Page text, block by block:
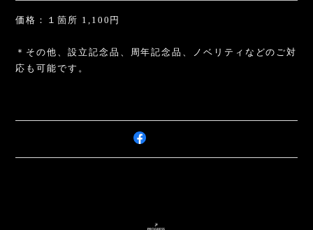
価格：１箇所 1,100円
＊その他、設立記念品、周年記念品、ノベリティなどのご対
応も可能です。